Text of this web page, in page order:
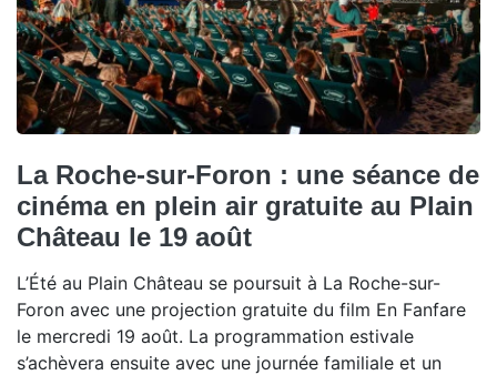
La Roche-sur-Foron : une séance de
cinéma en plein air gratuite au Plain
Château le 19 août
L’Été au Plain Château se poursuit à La Roche-sur-
Foron avec une projection gratuite du film En Fanfare
le mercredi 19 août. La programmation estivale
s’achèvera ensuite avec une journée familiale et un